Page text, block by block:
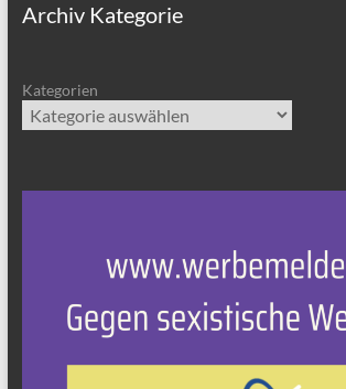
Archiv Kategorie
Kategorien